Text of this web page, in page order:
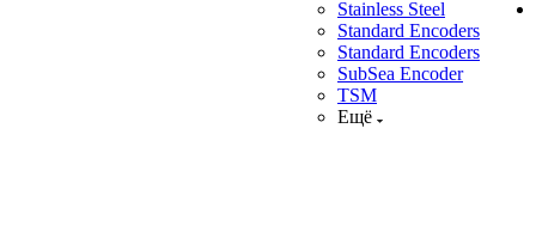
Stainless Steel
Standard Encoders
Standard Encoders
SubSea Encoder
TSM
Ещё